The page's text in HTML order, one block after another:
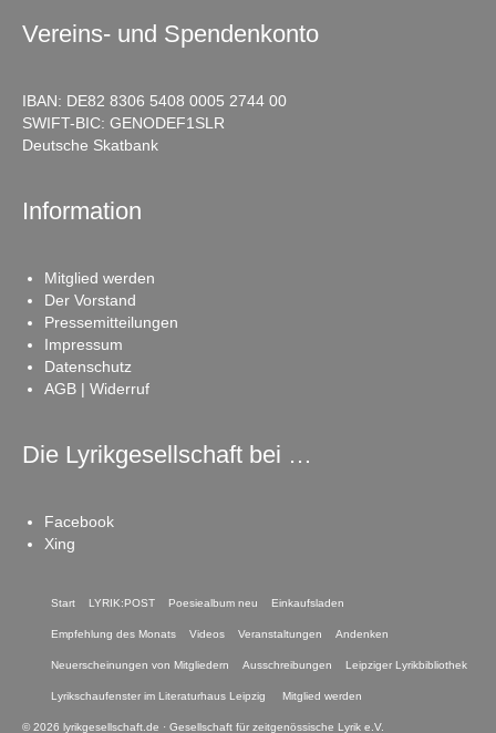
Vereins- und Spendenkonto
IBAN: DE82 8306 5408 0005 2744 00
SWIFT-BIC: GENODEF1SLR
Deutsche Skatbank
Information
Mitglied werden
Der Vorstand
Pressemitteilungen
Impressum
Datenschutz
AGB | Widerruf
Die Lyrikgesellschaft bei …
Facebook
Xing
Start LYRIK:POST Poesiealbum neu Einkaufsladen
Empfehlung des Monats Videos Veranstaltungen Andenken
Neuerscheinungen von Mitgliedern Ausschreibungen Leipziger Lyrikbibliothek
Lyrikschaufenster im Literaturhaus Leipzig Mitglied werden
© 2026 lyrikgesellschaft.de · Gesellschaft für zeitgenössische Lyrik e.V.